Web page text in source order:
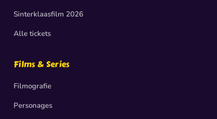
Sinterklaasfilm 2026
Alle tickets
Films & Series
Filmografie
Personages